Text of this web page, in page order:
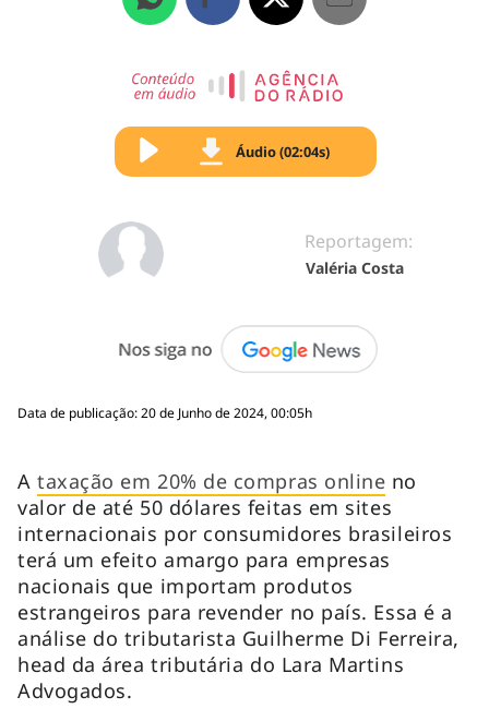
Áudio (02:04s)
Reportagem:
Valéria Costa
Data de publicação: 20 de Junho de 2024, 00:05h
Ataxação em 20% de compras online no
valor de até 50 dólares feitas em sites
internacionais por consumidores brasileiros
terá um efeito amargo para empresas
nacionais que importam produtos
estrangeiros para revender no país. Essa é a
análise do tributarista Guilherme Di Ferreira,
head da área tributária do Lara Martins
Advogados.